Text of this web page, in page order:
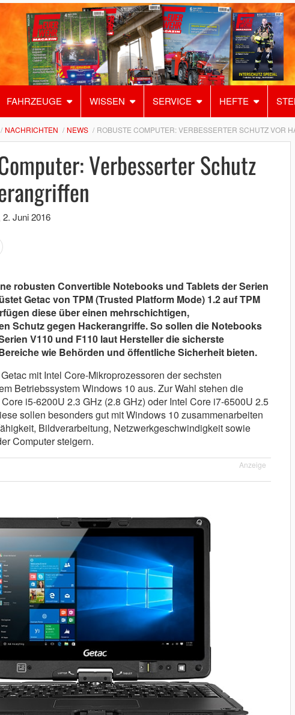
FAHRZEUGE WISSEN SERVICE HEFTE
NACHRICHTEN NEWS ROBUSTE COMPUTER: VERBESSERTER SCHUTZ VOR
Verbesserter Schutz
2. Juni 2016
robusten Convertible Notebooks und Tablets der Serien
Getac von TPM (Trusted Platform Mode) 1.2 auf TPM
diese über einen mehrschichtigen,
Schutz gegen Hackerangriffe. So sollen die Notebooks
V110 und F110 laut Hersteller die sicherste
wie Behörden und öffentliche Sicherheit bieten.
mit Intel Core-Mikroprozessoren der sechsten
Betriebssystem Windows 10 aus. Zur Wahl stehen die
i5-6200U 2.3 GHz (2.8 GHz) oder Intel Core i7-6500U 2.5
sollen besonders gut mit Windows 10 zusammenarbeiten
Bildverarbeitung, Netzwerkgeschwindigkeit sowie
Computer steigern.
Anzeige